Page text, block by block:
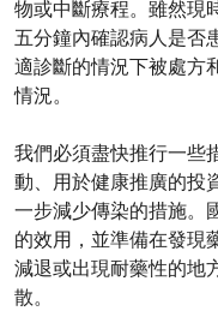
物或中斷療程。雖然現
五分鐘內確認病人是否
適診斷的情況下被處方
情況。
我們必須盡快推行一些
動、用於健康推廣的投
一步減少傳染的措施。
的效用，並準備在發現
減退或出現耐藥性的地
散。